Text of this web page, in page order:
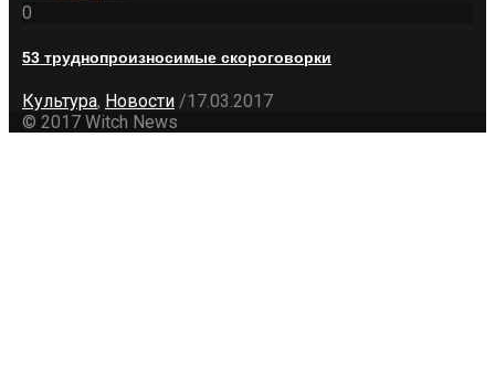
0
53 труднопроизносимые скороговорки
Культура, Новости /17.03.2017
© 2017 Witch News